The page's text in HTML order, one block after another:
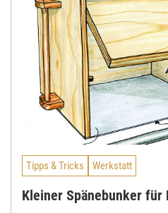
Tipps & Tricks Werkstatt
Kleiner Spänebunker für